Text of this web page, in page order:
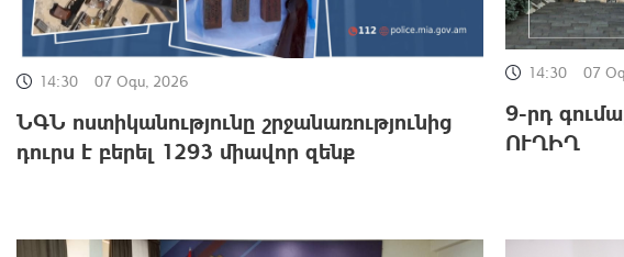
14:30 07 Օգս, 2026
ՆԳՆ ոստիկանությունը շրջանառությունից
դուրս է բերել 1293 միավոր զենք
14:30 07
9-րդ
ՈՒՂԻՂ